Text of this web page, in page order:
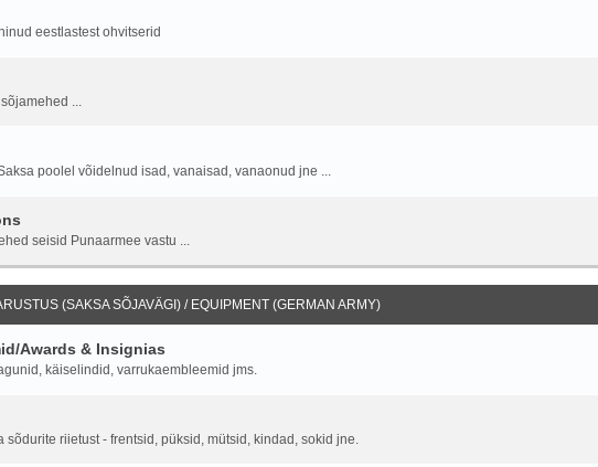
eestlastest ohvitserid
...
poolel võidelnud isad, vanaisad, vanaonud jne ...
seisid Punaarmee vastu ...
(SAKSA SÕJAVÄGI) / EQUIPMENT (GERMAN ARMY)
Awards & Insignias
käiselindid, varrukaembleemid jms.
sõdurite riietust - frentsid, püksid, mütsid, kindad, sokid jne.